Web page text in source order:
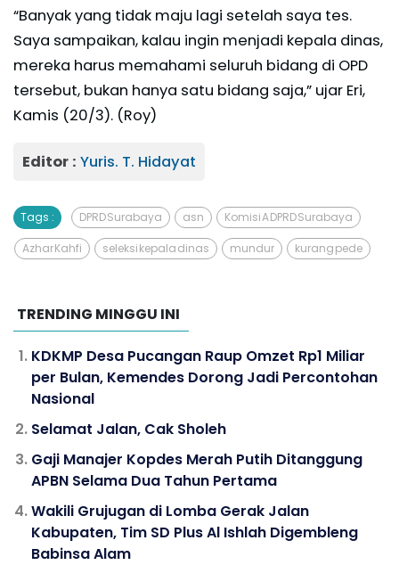
“Banyak yang tidak maju lagi setelah saya tes.
Saya sampaikan, kalau ingin menjadi kepala dinas,
mereka harus memahami seluruh bidang di OPD
tersebut, bukan hanya satu bidang saja,” ujar Eri,
Kamis (20/3). (Roy)
Editor : Yuris. T. Hidayat
Tags : DPRD Surabaya asn Komisi A DPRD Surabaya
Azhar Kahfi seleksi kepala dinas mundur kurang pede
TRENDING MINGGU INI
KDKMP Desa Pucangan Raup Omzet Rp1 Miliar
per Bulan, Kemendes Dorong Jadi Percontohan
Nasional
Selamat Jalan, Cak Sholeh
Gaji Manajer Kopdes Merah Putih Ditanggung
APBN Selama Dua Tahun Pertama
Wakili Grujugan di Lomba Gerak Jalan
Kabupaten, Tim SD Plus Al Ishlah Digembleng
Babinsa Alam